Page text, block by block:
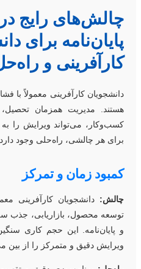
رایج در
برای
و راه‌حل‌ها
کارآفرینی معمولاً با فشار
مدیریت همزمان تحصیل،
می‌تواند ویرایش را به
هر چالشی، راه‌حلی وجود دارد.
زمان و تمرکز
دانشجویان کارآفرینی معمولاً
محصول، بازاریابی، جذب
پایان‌نامه. این حجم کاری سنگین،
دقیق و متمرکز را از بین می‌برد.